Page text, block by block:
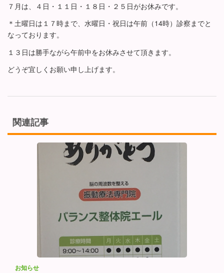
７月は、４日・１１日・１８日・２５日がお休みです。
＊土曜日は１７時まで、水曜日・祝日は午前（14時）診察までと
なっております。
１３日は勝手ながら午前中をお休みさせて頂きます。
どうぞ宜しくお願い申し上げます。
関連記事
お知らせ